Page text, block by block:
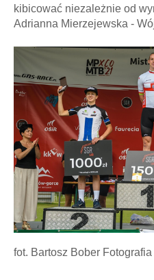
kibicować niezależnie od
Adrianna Mierzejewska -
fot. Bartosz Bober Fotografia